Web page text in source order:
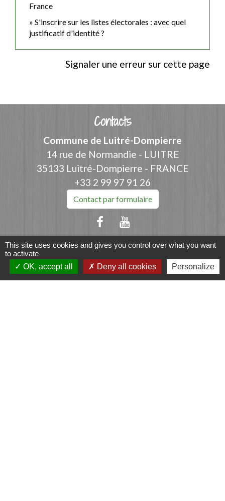
France
S'inscrire sur les listes électorales : avec quel
justificatif d'identité ?
Signaler une erreur sur cette page
Contacts
Commune de Luitré-Dompierre
14 rue de Normandie - LUITRE
35133 Luitré-Dompierre - FRANCE
+33 2 99 97 91 26
Contact par formulaire
Liens
Fougères Agglomération
This site uses cookies and gives you control over what you want
to activate
OK, accept all
Deny all cookies Personalize